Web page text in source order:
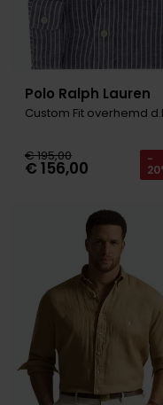
Polo Ralph Lauren
€ 195,00
€ 156,00 -